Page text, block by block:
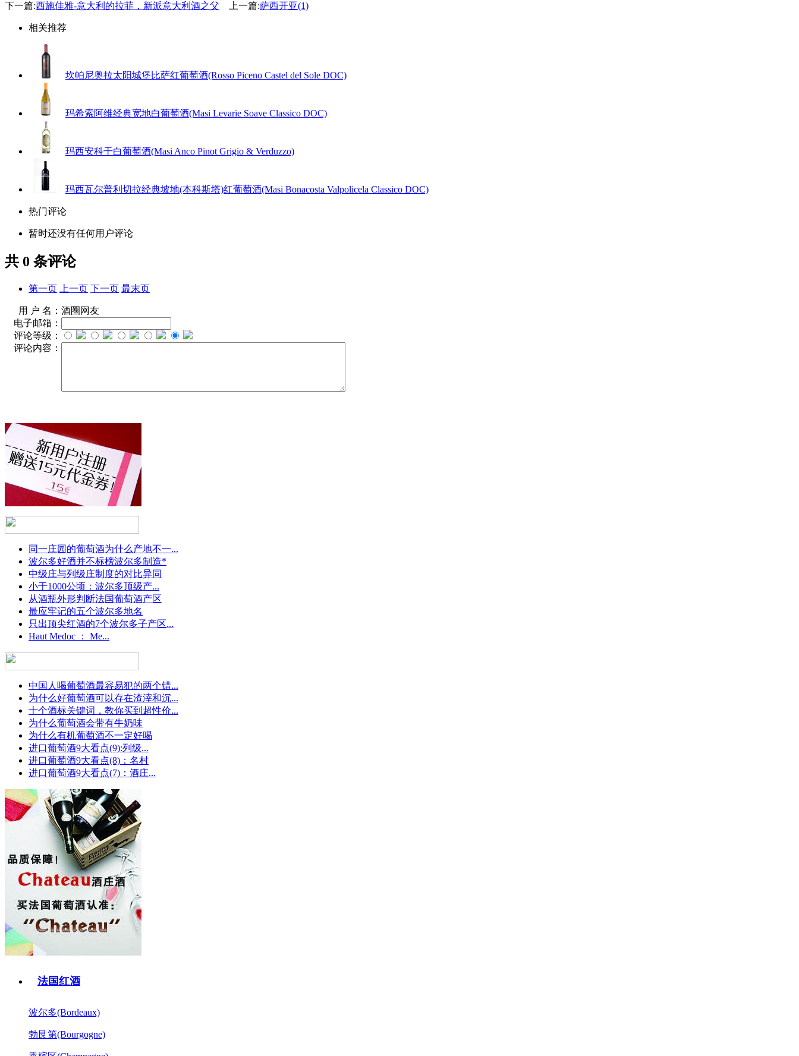
下一篇:西施佳雅-意大利的拉菲，新派意大利酒之父 上一篇:萨西开亚(1)
相关推荐
坎帕尼奥拉太阳城堡比萨红葡萄酒(Rosso Piceno Castel del Sole DOC)
玛希索阿维经典宽地白葡萄酒(Masi Levarie Soave Classico DOC)
玛西安科干白葡萄酒(Masi Anco Pinot Grigio & Verduzzo)
玛西瓦尔普利切拉经典坡地(本科斯塔)红葡萄酒(Masi Bonacosta Valpolicela Classico DOC)
热门评论
暂时还没有任何用户评论
共 0 条评论
第一页 上一页 下一页 最末页
用 户 名： 酒圈网友
电子邮箱：
评论等级：
评论内容：
同一庄园的葡萄酒为什么产地不一...
波尔多好酒并不标榜波尔多制造*
中级庄与列级庄制度的对比异同
小于1000公顷：波尔多顶级产...
从酒瓶外形判断法国葡萄酒产区
最应牢记的五个波尔多地名
只出顶尖红酒的7个波尔多子产区...
Haut Medoc ： Me...
中国人喝葡萄酒最容易犯的两个错...
为什么好葡萄酒可以存在渣滓和沉...
十个酒标关键词，教你买到超性价...
为什么葡萄酒会带有牛奶味
为什么有机葡萄酒不一定好喝
进口葡萄酒9大看点(9):列级...
进口葡萄酒9大看点(8)：名村
进口葡萄酒9大看点(7)：酒庄...
法国红酒
波尔多(Bordeaux)
勃艮第(Bourgogne)